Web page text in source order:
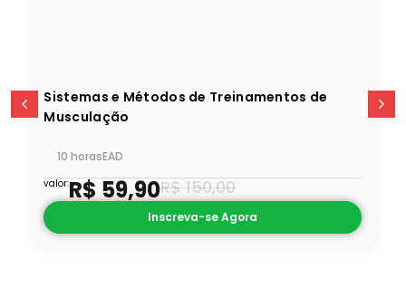
Sistemas e Métodos de Treinamentos de
Musculação
10 horasEAD
valor:R$ 59,90R$150,00
Inscreva-se Agora